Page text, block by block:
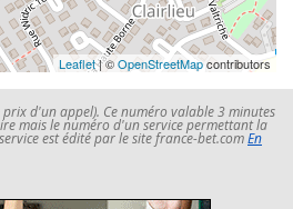
Leaflet| ©OpenStreetMapcontributors
d'un appel). Ce numéro valable 3 minutes
mais le numéro d'un service permettant la
est édité par le site france-bet.comEn